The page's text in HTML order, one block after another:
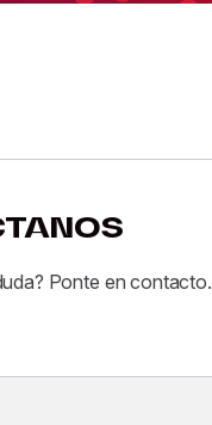
Ponte en contacto.